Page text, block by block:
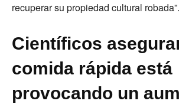
recuperar su propiedad cultural robada”.
Científicos
comida rápida está
provocando un